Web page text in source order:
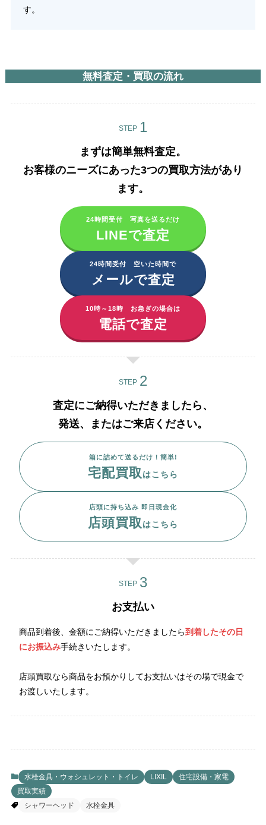
す。
無料査定・買取の流れ
STEP
まずは簡単無料査定。
お客様のニーズにあった3つの買取方法があり
ます。​
24時間受付 写真を送るだけ
LINEで査定
24時間受付 空いた時間で
メールで査定
10時～18時 お急ぎの場合は
電話で査定
STEP
査定にご納得いただきましたら、
発送、またはご来店ください。
箱に詰めて送るだけ！簡単!
宅配買取はこちら
店頭に持ち込み 即日現金化
店頭買取はこちら
STEP
お支払い
商品到着後、金額にご納得いただきましたら到着したその日
にお振込み手続きいたします。
店頭買取なら商品をお預かりしてお支払いはその場で現金で
お渡しいたします。
水栓金具・ウォシュレット・トイレ LIXIL
住宅設備・家電
買取実績
シャワーヘッド
水栓金具